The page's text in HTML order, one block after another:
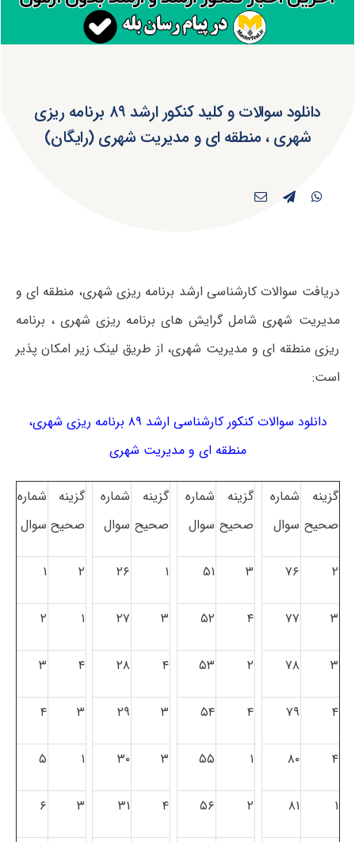
دانلود سوالات و کلید کنکور ارشد ۸۹ برنامه ریزی
شهری ، منطقه ای و مدیریت شهری (رایگان)
دریافت سوالات کارشناسی ارشد برنامه ریزی شهری، منطقه ای و
مدیریت شهری شامل گرایش های برنامه ریزی شهری ، برنامه
ریزی منطقه ای و مدیریت شهری، از طریق لینک زیر امکان پذیر
است:
دانلود سوالات کنکور کارشناسی ارشد ۸۹ برنامه ریزی شهری،
منطقه ای و مدیریت شهری
گزینه
صحیح
شماره
سوال
گزینه
صحیح
شماره
سوال
گزینه
صحیح
شماره
سوال
گزینه
صحیح
شماره
سوال
۲ ۷۶ ۳ ۵۱ ۱ ۲۶ ۲ ۱
۳ ۷۷ ۴ ۵۲ ۳ ۲۷ ۱ ۲
۳ ۷۸ ۲ ۵۳ ۴ ۲۸ ۴ ۳
۴ ۷۹ ۴ ۵۴ ۳ ۲۹ ۳ ۴
۴ ۸۰ ۱ ۵۵ ۳ ۳۰ ۱ ۵
۱ ۸۱ ۲ ۵۶ ۴ ۳۱ ۳ ۶